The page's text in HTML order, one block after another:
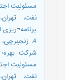
مسئولیت
نفت،
برنامه¬ریزی
شرکت
مسئولیت
نفت،